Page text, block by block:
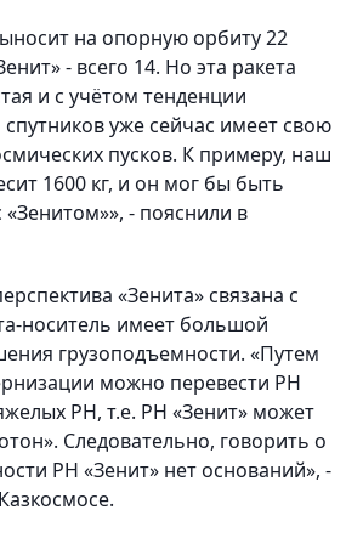
на опорную орбиту 22
- всего 14. Но эта ракета
и с учётом тенденции
уже сейчас имеет свою
пусков. К примеру, наш
1600 кг, и он мог бы быть
- пояснили в
«Зенита» связана с
носитель имеет большой
грузоподъемности. «Путем
можно перевести РН
РН, т.е. РН «Зенит» может
Следовательно, говорить о
РН «Зенит» нет оснований», -